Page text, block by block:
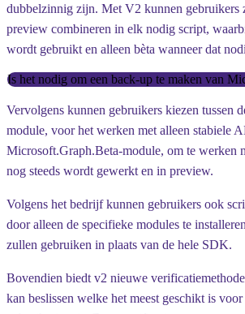
dubbelzinnig zijn. Met V2 kunnen gebruikers
preview combineren in elk nodig script,
wordt gebruikt en alleen bèta wanneer dat
Is het nodig om een back-up te maken van
Vervolgens kunnen gebruikers kiezen tussen
module, voor het werken met alleen stabiele
Microsoft.Graph.Beta-module, om te werken
nog steeds wordt gewerkt en in preview.
Volgens het bedrijf kunnen gebruikers ook
door alleen de specifieke modules te
zullen gebruiken in plaats van de hele SDK.
Bovendien biedt v2 nieuwe
kan beslissen welke het meest geschikt is